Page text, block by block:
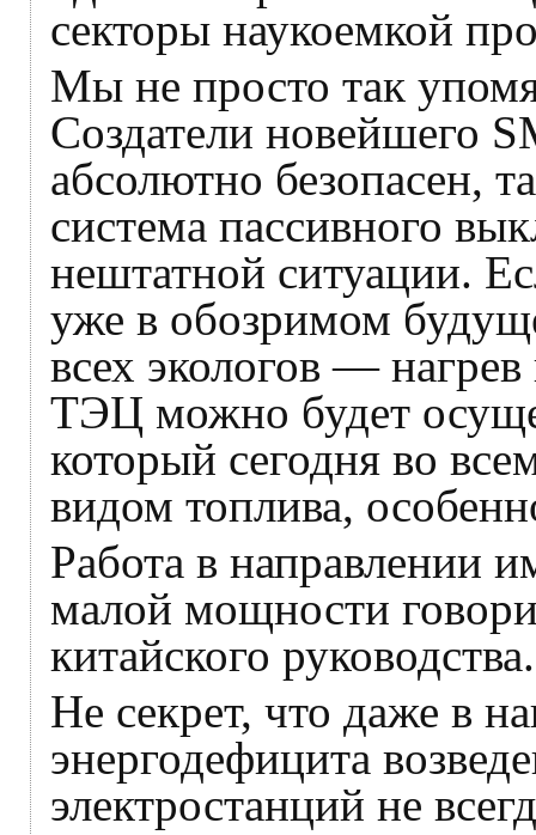
секторы наукоемкой
Мы не просто так
Создатели новейшего
абсолютно безопасен,
система пассивного
нештатной ситуации.
уже в обозримом
всех экологов —
ТЭЦ можно будет
который сегодня во
видом топлива,
Работа в направлении
малой мощности
китайского руководства.
Не секрет, что даже в
энергодефицита
электростанций не